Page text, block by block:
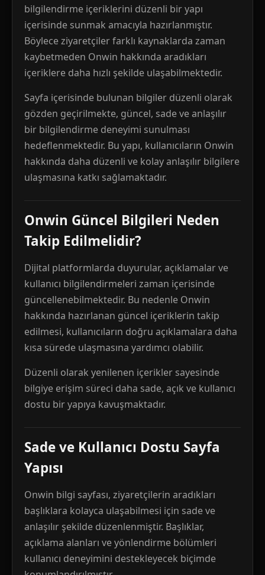
bilgilendirme içeriklerini düzenli bir yapı
içerisinde sunmak amacıyla hazırlanmıştır.
Böylece ziyaretçiler farklı kaynaklarda zaman
kaybetmeden Onwin hakkında aradıkları
içeriklere daha hızlı şekilde ulaşabilmektedir.
Sayfa içerisinde bulunan bilgiler düzenli olarak
gözden geçirilmekte, güncel, sade ve anlaşılır
bir bilgilendirme deneyimi sunulması
hedeflenmektedir. Bu yapı, kullanıcıların Onwin
hakkında daha düzenli ve kolay anlaşılır bilgilere
ulaşmasına katkı sağlamaktadır.
Onwin Güncel Bilgileri Neden
Takip Edilmelidir?
Dijital platformlarda duyurular, açıklamalar ve
kullanıcı bilgilendirmeleri zaman içerisinde
güncellenebilmektedir. Bu nedenle Onwin
hakkında hazırlanan güncel içeriklerin takip
edilmesi, kullanıcıların doğru açıklamalara daha
kısa sürede ulaşmasına yardımcı olabilir.
Düzenli olarak yenilenen içerikler sayesinde
bilgiye erişim süreci daha sade, açık ve kullanıcı
dostu bir yapıya kavuşmaktadır.
Sade ve Kullanıcı Dostu Sayfa
Yapısı
Onwin bilgi sayfası, ziyaretçilerin aradıkları
başlıklara kolayca ulaşabilmesi için sade ve
anlaşılır şekilde düzenlenmiştir. Başlıklar,
açıklama alanları ve yönlendirme bölümleri
kullanıcı deneyimini destekleyecek biçimde